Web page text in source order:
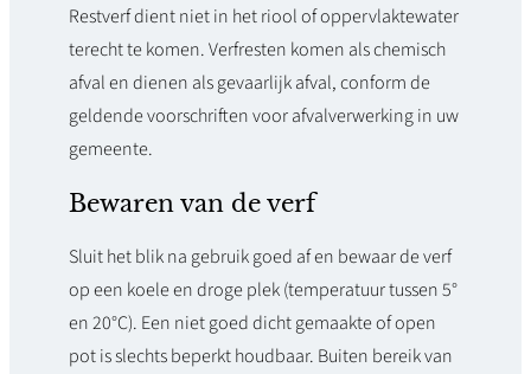
Restverf dient niet in het riool of oppervlaktewater
terecht te komen. Verfresten komen als chemisch
afval en dienen als gevaarlijk afval, conform de
geldende voorschriften voor afvalverwerking in uw
gemeente.
Bewaren van de verf
Sluit het blik na gebruik goed af en bewaar de verf
op een koele en droge plek (temperatuur tussen 5°
en 20°C). Een niet goed dicht gemaakte of open
pot is slechts beperkt houdbaar. Buiten bereik van